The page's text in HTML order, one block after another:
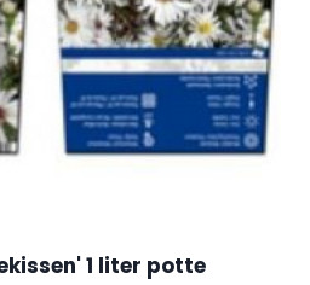
1 liter potte